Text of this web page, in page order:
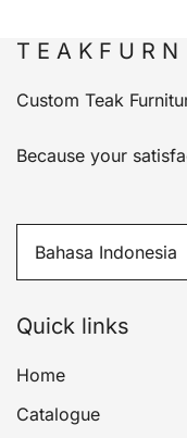
T E A K F U R N
Custom Teak
Because your
Quick links
Home
Catalogue